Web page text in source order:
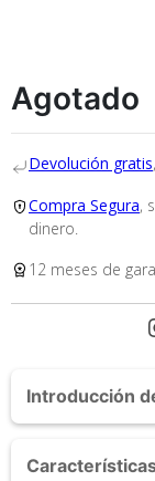
Agotado
Devolución gratis
Compra Segura,
dinero.
12 meses de
Introducción
Bicicletas Led
que